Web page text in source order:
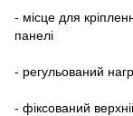
- місце для
панелі
- регульований
- фіксований